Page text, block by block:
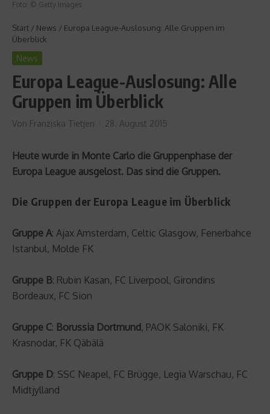
Foto: © Getty Images
Start / News / Europa League-Auslosung: Alle Gruppen im
Überblick
News
Europa League-Auslosung: Alle
Gruppen im Überblick
Von Franziska Tietjen 28. August 2015
Heute wurde in Monte Carlo die Gruppenphase der
Europa League ausgelost. Das sind die Gruppen.
Die Gruppen der Europa League im Überblick
Gruppe A: Ajax Amsterdam, Celtic Glasgow, Fenerbahce
Istanbul, Molde FK
Gruppe B: Rubin Kasan, FC Liverpool, Girondins
Bordeaux, FC Sion
Gruppe C: Borussia Dortmund, PAOK Saloniki, FK
Krasnodar, FK Qäbälä
Gruppe D: SSC Neapel, FC Brügge, Legia Warschau, FC
Midtjylland